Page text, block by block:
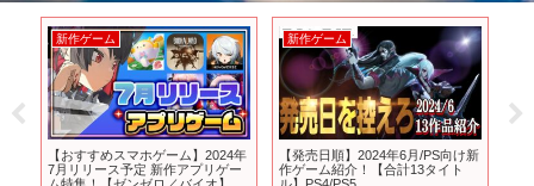
新作ゲーム
【おすすめスマホゲーム】2024年
7月リリース予定 新作アプリゲー
新作ゲーム
【発売日順】2024年6月/PS向け新
作ゲーム紹介！【合計13タイト